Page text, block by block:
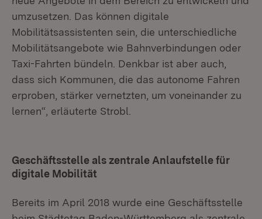
umzusetzen. Das können digitale
Mobilitätsassistenten sein, die unterschiedliche
Mobilitätsangebote wie Bahnverbindungen oder
Taxi-Fahrten bündeln. Denkbar ist aber auch,
dass sich Kommunen, die das autonome Fahren
erproben, stärker vernetzten, um voneinander zu
lernen“, erläuterte Strobl.
Geschäftsstelle als zentrale Anlaufstelle für
digitale Mobilität
Bereits im April 2018 wurde eine Geschäftsstelle